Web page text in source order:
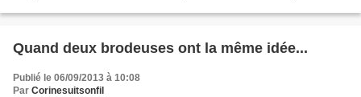
Quand deux brodeuses ont la même idée...
Publié le 06/09/2013 à 10:08
Par Corinesuitsonfil